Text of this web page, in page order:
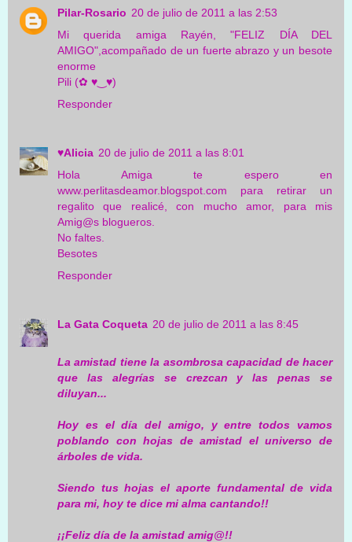
Pilar-Rosario 20 de julio de 2011 a las 2:53
Mi querida amiga Rayén, "FELIZ DÍA DEL
AMIGO",acompañado de un fuerte abrazo y un besote
enorme
Pili (✿ ♥‿♥)
Responder
♥Alicia 20 de julio de 2011 a las 8:01
Hola Amiga te espero en
www.perlitasdeamor.blogspot.com para retirar un
regalito que realicé, con mucho amor, para mis
Amig@s blogueros.
No faltes.
Besotes
Responder
La Gata Coqueta 20 de julio de 2011 a las 8:45
La amistad tiene la asombrosa capacidad de hacer
que las alegrías se crezcan y las penas se
diluyan...
Hoy es el día del amigo, y entre todos vamos
poblando con hojas de amistad el universo de
árboles de vida.
Siendo tus hojas el aporte fundamental de vida
para mi, hoy te dice mi alma cantando!!
¡¡Feliz día de la amistad amig@!!